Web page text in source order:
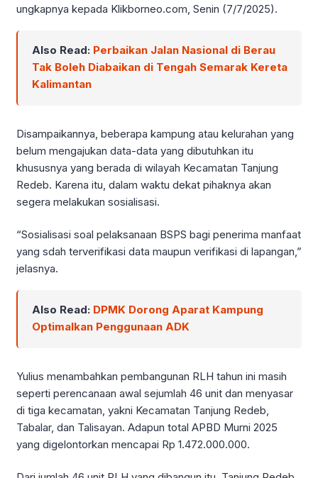
ungkapnya kepada Klikborneo.com, Senin (7/7/2025).
Also Read: Perbaikan Jalan Nasional di Berau
Tak Boleh Diabaikan di Tengah Semarak Kereta
Kalimantan
Disampaikannya, beberapa kampung atau kelurahan yang
belum mengajukan data-data yang dibutuhkan itu
khususnya yang berada di wilayah Kecamatan Tanjung
Redeb. Karena itu, dalam waktu dekat pihaknya akan
segera melakukan sosialisasi.
“Sosialisasi soal pelaksanaan BSPS bagi penerima manfaat
yang sdah terverifikasi data maupun verifikasi di lapangan,”
jelasnya.
Also Read: DPMK Dorong Aparat Kampung
Optimalkan Penggunaan ADK
Yulius menambahkan pembangunan RLH tahun ini masih
seperti perencanaan awal sejumlah 46 unit dan menyasar
di tiga kecamatan, yakni Kecamatan Tanjung Redeb,
Tabalar, dan Talisayan. Adapun total APBD Murni 2025
yang digelontorkan mencapai Rp 1.472.000.000.